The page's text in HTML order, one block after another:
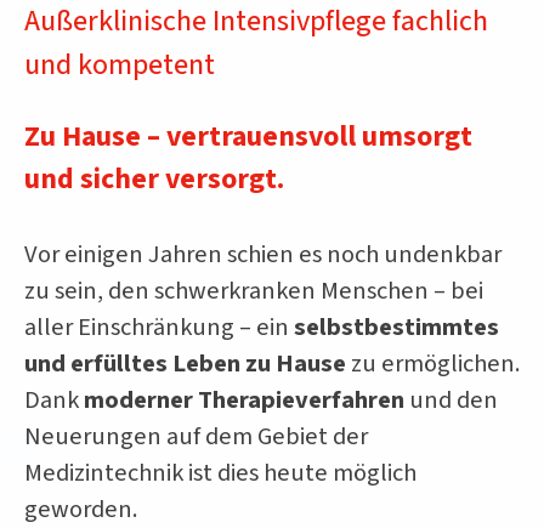
Außerklinische Intensivpflege fachlich
und kompetent
Zu Hause – vertrauensvoll umsorgt
und sicher versorgt.
Vor einigen Jahren schien es noch undenkbar
zu sein, den schwerkranken Menschen – bei
aller Einschränkung – ein selbstbestimmtes
und erfülltes Leben zu Hause zu ermöglichen.
Dankmoderner Therapieverfahren und den
Neuerungen auf dem Gebiet der
Medizintechnik ist dies heute möglich
geworden.